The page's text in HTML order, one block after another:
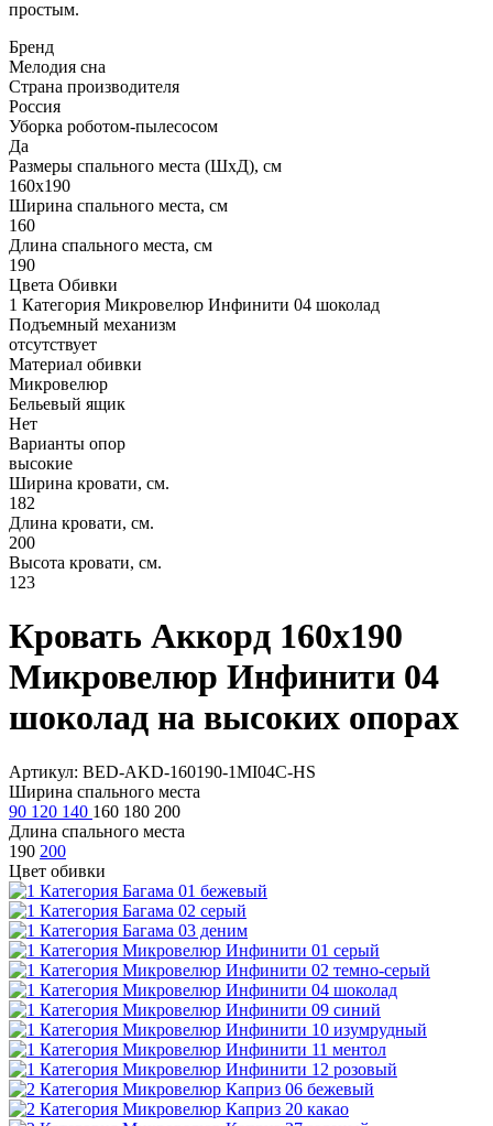
простым.
Бренд
Мелодия сна
Страна производителя
Россия
Уборка роботом-пылесосом
Да
Размеры спального места (ШхД), см
160х190
Ширина спального места, см
160
Длина спального места, см
190
Цвета Обивки
1 Категория Микровелюр Инфинити 04 шоколад
Подъемный механизм
отсутствует
Материал обивки
Микровелюр
Бельевый ящик
Нет
Варианты опор
высокие
Ширина кровати, см.
182
Длина кровати, см.
200
Высота кровати, см.
123
Кровать Аккорд 160х190
Микровелюр Инфинити 04
шоколад на высоких опорах
Артикул: BED-AKD-160190-1MI04C-HS
Ширина спального места
90 120 140 160 180 200
Длина спального места
190 200
Цвет обивки